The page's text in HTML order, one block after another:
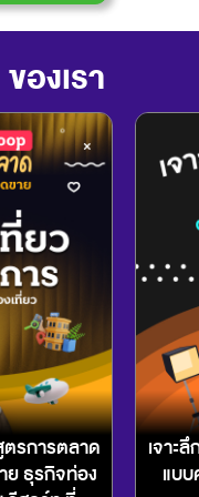
องเรา
รการตลาด
ย ธุรกิจท่อง
เจาะ
แบ